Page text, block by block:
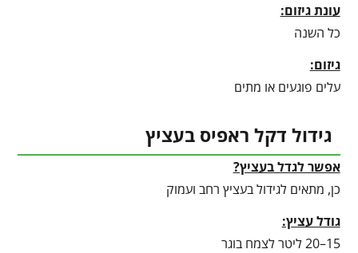
עונת גיזום:
כל השנה
גיזום:
עלים פוגעים או מתים
גידול דקל ראפיס בעציץ
אפשר לגדל בעציץ?
כן, מתאים לגידול בעציץ רחב ועמוק
גודל עציץ:
15–20 ליטר לצמח בוגר